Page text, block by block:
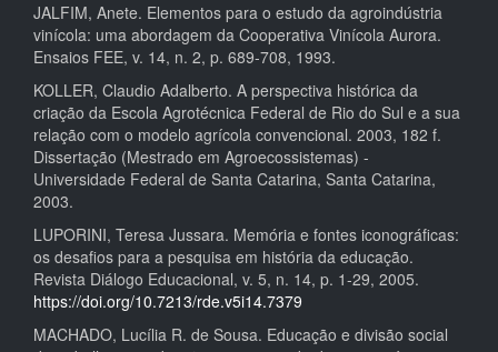
JALFIM, Anete. Elementos para o estudo da agroindústria
vinícola: uma abordagem da Cooperativa Vinícola Aurora.
Ensaios FEE, v. 14, n. 2, p. 689-708, 1993.
KOLLER, Claudio Adalberto. A perspectiva histórica da
criação da Escola Agrotécnica Federal de Rio do Sul e a sua
relação com o modelo agrícola convencional. 2003, 182 f.
Dissertação (Mestrado em Agroecossistemas) -
Universidade Federal de Santa Catarina, Santa Catarina,
2003.
LUPORINI, Teresa Jussara. Memória e fontes iconográficas:
os desafios para a pesquisa em história da educação.
Revista Diálogo Educacional, v. 5, n. 14, p. 1-29, 2005.
https://doi.org/10.7213/rde.v5i14.7379
MACHADO, Lucília R. de Sousa. Educação e divisão social